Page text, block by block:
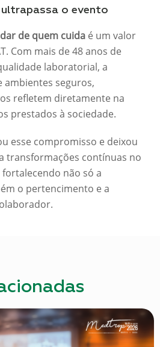
o evento
de quem cuida é um valor
Com mais de 48 anos de
laboratorial, a
ambientes seguros,
refletem diretamente na
prestados à sociedade.
esse compromisso e deixou
transformações contínuas no
não só a
o pertencimento e a